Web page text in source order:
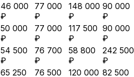
46 000
₽
77 000
₽
148 000
₽
90 000
₽
50 000
₽
77 000
₽
117 500
₽
90 000
₽
54 500
₽
76 700
₽
58 800
₽
242 500
₽
65 250
76 500
120 000 82 500